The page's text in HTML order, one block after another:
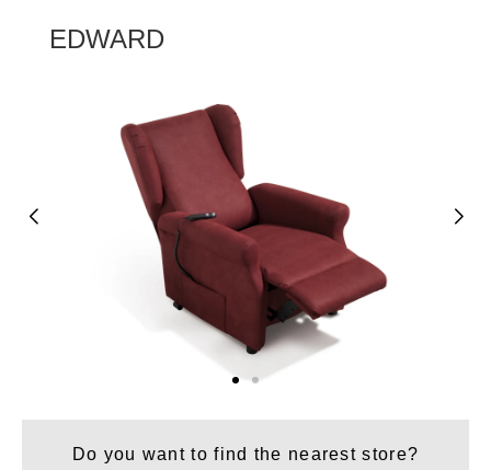
EDWARD
Do you want to find the nearest store?